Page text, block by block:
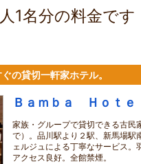
1名分の料金で
の貸切一軒家ホテル。
Ｂａｍｂａ Ｈｏｔｅ
家族・グループで貸切できる古民
で）。品川駅より２駅、新馬場駅
ェルジュによる丁寧なサービス。
アクセス良好。全館禁煙。